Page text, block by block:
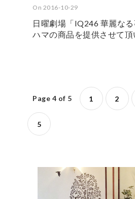
On 2016-10-29
日曜劇場「IQ246 華麗なる
ハマの商品を提供させて頂
Page 4 of 5 1 2
5